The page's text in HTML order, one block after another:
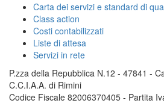
Carta dei servizi e standard di
Class action
Costi contabilizzati
Liste di attesa
Servizi in rete
P.zza della Repubblica N.12 - 47841 -
C.C.I.A.A. di Rimini
Codice Fiscale 82006370405 - Partita